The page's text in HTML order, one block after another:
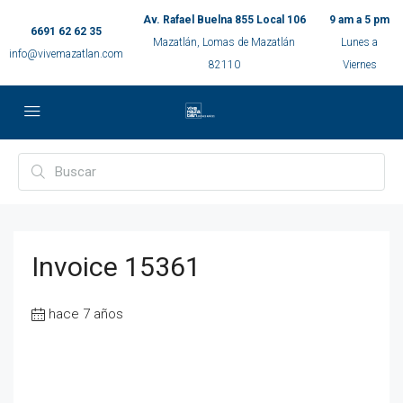
6691 62 62 35
info@vivemazatlan.com
Av. Rafael Buelna 855 Local 106
Mazatlán, Lomas de Mazatlán
82110
9 am a 5 pm
Lunes a
Viernes
Invoice 15361
hace 7 años